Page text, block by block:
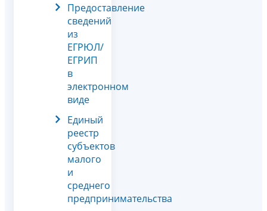
Предоставление
сведений
из
ЕГРЮЛ/
ЕГРИП
в
электронном
виде
Единый
реестр
субъектов
малого
и
среднего
предпринимательства